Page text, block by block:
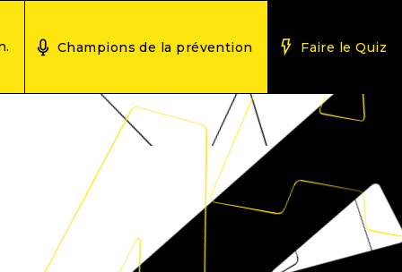
Champions de la prévention Faire le Quiz